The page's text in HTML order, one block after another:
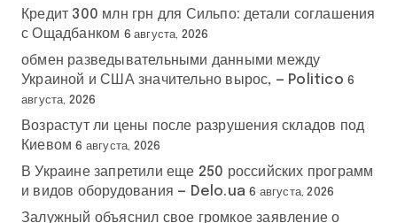
Кредит 300 млн грн для Сильпо: детали соглашения
с Ощадбанком 6 августа, 2026
обмен разведывательными данными между
Украиной и США значительно вырос, — Politico 6
августа, 2026
Возрастут ли цены после разрушения складов под
Киевом 6 августа, 2026
В Украине запретили еще 250 российских программ
и видов оборудования — Delo.ua 6 августа, 2026
Залужный объяснил свое громкое заявление о